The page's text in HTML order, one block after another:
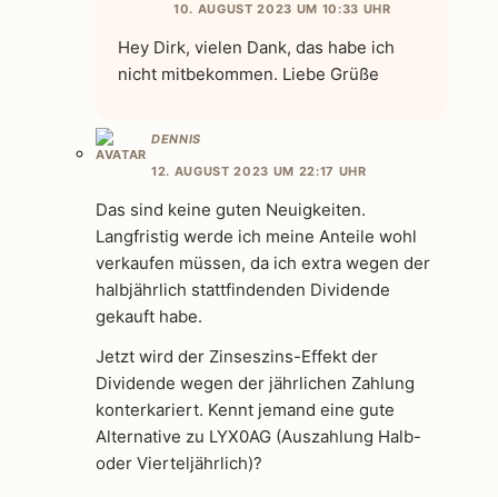
10. AUGUST 2023 UM 10:33 UHR
Hey Dirk, vielen Dank, das habe ich
nicht mitbekommen. Liebe Grüße
DENNIS
12. AUGUST 2023 UM 22:17 UHR
Das sind keine guten Neuigkeiten.
Langfristig werde ich meine Anteile wohl
verkaufen müssen, da ich extra wegen der
halbjährlich stattfindenden Dividende
gekauft habe.
Jetzt wird der Zinseszins-Effekt der
Dividende wegen der jährlichen Zahlung
konterkariert. Kennt jemand eine gute
Alternative zu LYX0AG (Auszahlung Halb-
oder Vierteljährlich)?